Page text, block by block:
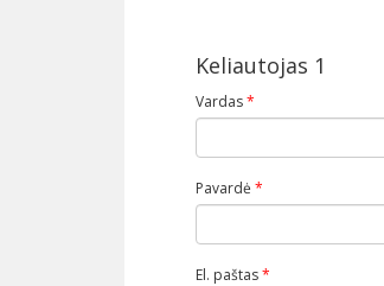
Keliautojas 1
Vardas*
Pavardė *
El. paštas*